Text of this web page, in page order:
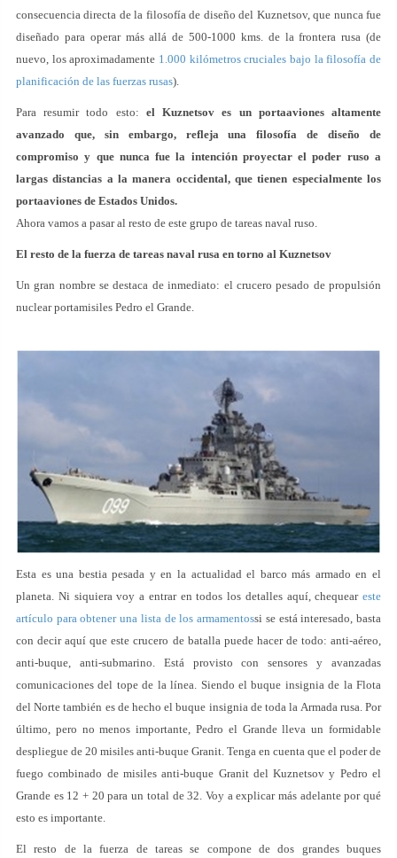
consecuencia directa de la filosofía de diseño del Kuznetsov, que nunca fue
diseñado para operar más allá de 500-1000 kms. de la frontera rusa (de
nuevo, los aproximadamente 1.000 kilómetros cruciales bajo la filosofía de
planificación de las fuerzas rusas).
Para resumir todo esto: el Kuznetsov es un portaaviones altamente
avanzado que, sin embargo, refleja una filosofía de diseño de
compromiso y que nunca fue la intención proyectar el poder ruso a
largas distancias a la manera occidental, que tienen especialmente los
portaaviones de Estados Unidos.
Ahora vamos a pasar al resto de este grupo de tareas naval ruso.
El resto de la fuerza de tareas naval rusa en torno al Kuznetsov
Un gran nombre se destaca de inmediato: el crucero pesado de propulsión
nuclear portamisiles Pedro el Grande.
Esta es una bestia pesada y en la actualidad el barco más armado en el
planeta. Ni siquiera voy a entrar en todos los detalles aquí, chequear este
artículo para obtener una lista de los armamentossi se está interesado, basta
con decir aquí que este crucero de batalla puede hacer de todo: anti-aéreo,
anti-buque, anti-submarino. Está provisto con sensores y avanzadas
comunicaciones del tope de la línea. Siendo el buque insignia de la Flota
del Norte también es de hecho el buque insignia de toda la Armada rusa. Por
último, pero no menos importante, Pedro el Grande lleva un formidable
despliegue de 20 misiles anti-buque Granit. Tenga en cuenta que el poder de
fuego combinado de misiles anti-buque Granit del Kuznetsov y Pedro el
Grande es 12 + 20 para un total de 32. Voy a explicar más adelante por qué
esto es importante.
El resto de la fuerza de tareas se compone de dos grandes buques